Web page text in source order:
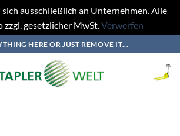
ausschließlich an Unternehmen. Alle
zzgl. gesetzlicher MwSt.Verwerfen
HERE OR JUST REMOVE IT...